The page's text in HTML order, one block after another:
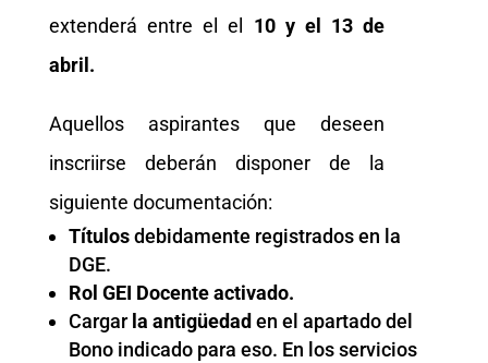
extenderá entre el el 10 y el 13 de
abril.
Aquellos aspirantes que deseen
inscriirse deberán disponer de la
siguiente documentación:
Títulosdebidamente registrados en la
DGE.
Rol GEI Docente activado.
Cargar la antigüedad en el apartado del
Bono indicado para eso. En los servicios